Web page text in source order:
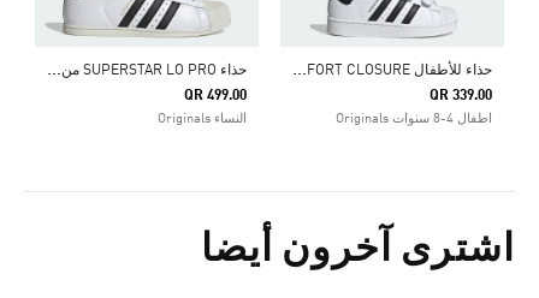
ح
ذاء للأطفال SUPERSTAR II COMFORT CLOSURE
QR 339.00
اطفال 4-8 سنوات Originals
ح
ذاء SUPERSTAR LO PRO من أديداس أوريجينالز
QR 499.00
النساء Originals
اشترى آخرون أيضا